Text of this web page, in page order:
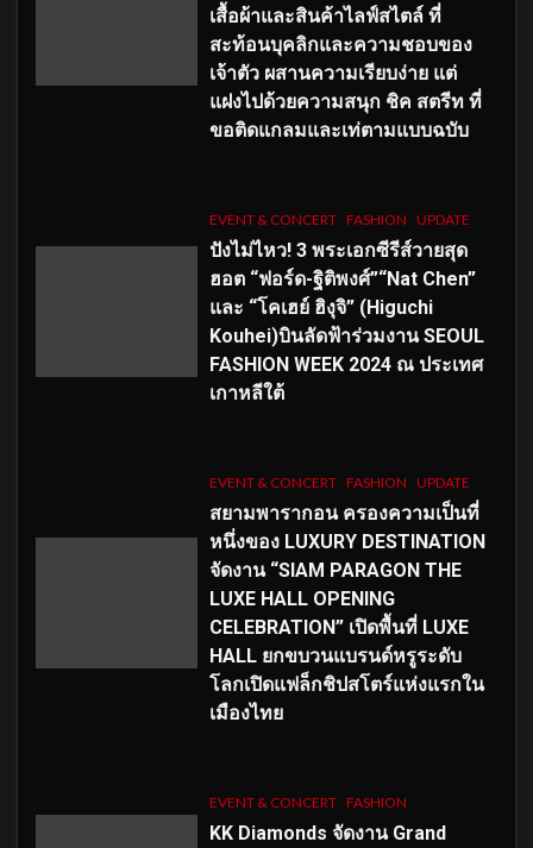
เสื้อผ้าและสินค้าไลฟ์สไตล์ ที่
สะท้อนบุคลิกและความชอบของ
เจ้าตัว ผสานความเรียบง่าย แต่
แฝงไปด้วยความสนุก ชิค สตรีท ที่
ขอติดแกลมและเท่ตามแบบฉบับ
EVENT & CONCERT FASHION UPDATE
ปังไม่ไหว! 3 พระเอกซีรีส์วายสุด
ฮอต “ฟอร์ด-ฐิติพงศ์”“Nat Chen”
และ “โคเฮย์ ฮิงุจิ” (Higuchi
Kouhei)บินลัดฟ้าร่วมงาน SEOUL
FASHION WEEK 2024 ณ ประเทศ
เกาหลีใต้
EVENT & CONCERT FASHION UPDATE
สยามพารากอน ครองความเป็นที่
หนึ่งของ LUXURY DESTINATION
จัดงาน “SIAM PARAGON THE
LUXE HALL OPENING
CELEBRATION” เปิดพื้นที่ LUXE
HALL ยกขบวนแบรนด์หรูระดับ
โลกเปิดแฟล็กชิปสโตร์แห่งแรกใน
เมืองไทย
EVENT & CONCERT FASHION
KK Diamonds จัดงาน Grand